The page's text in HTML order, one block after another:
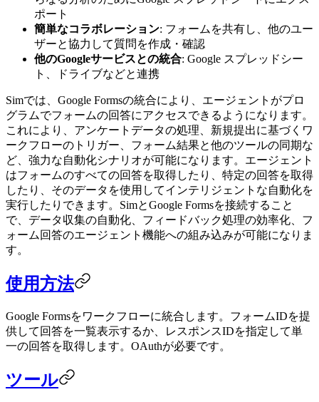
ポート
簡単なコラボレーション: フォームを共有し、他のユー
ザーと協力して質問を作成・確認
他のGoogleサービスとの統合: Google スプレッドシー
ト、ドライブなどと連携
Simでは、Google Formsの統合により、エージェントがプロ
グラムでフォームの回答にアクセスできるようになります。
これにより、アンケートデータの処理、新規提出に基づくワ
ークフローのトリガー、フォーム結果と他のツールの同期な
ど、強力な自動化シナリオが可能になります。エージェント
はフォームのすべての回答を取得したり、特定の回答を取得
したり、そのデータを使用してインテリジェントな自動化を
実行したりできます。SimとGoogle Formsを接続すること
で、データ収集の自動化、フィードバック処理の効率化、フ
ォーム回答のエージェント機能への組み込みが可能になりま
す。
使用方法
Google Formsをワークフローに統合します。フォームIDを提
供して回答を一覧表示するか、レスポンスIDを指定して単
一の回答を取得します。OAuthが必要です。
ツール